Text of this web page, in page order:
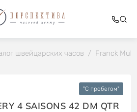
швейцарских часов / Franck
"C пробегом"
4 SAISONS 42 DM QTR